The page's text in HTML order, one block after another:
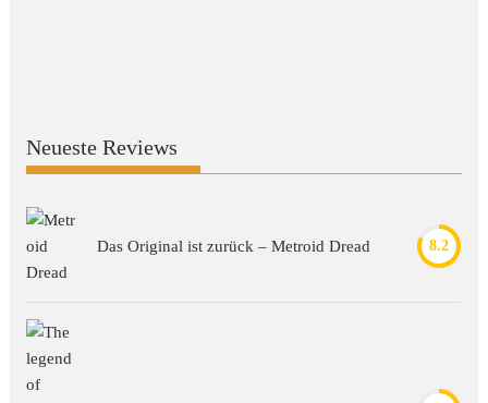
Neueste Reviews
Das Original ist zurück – Metroid Dread 8.2